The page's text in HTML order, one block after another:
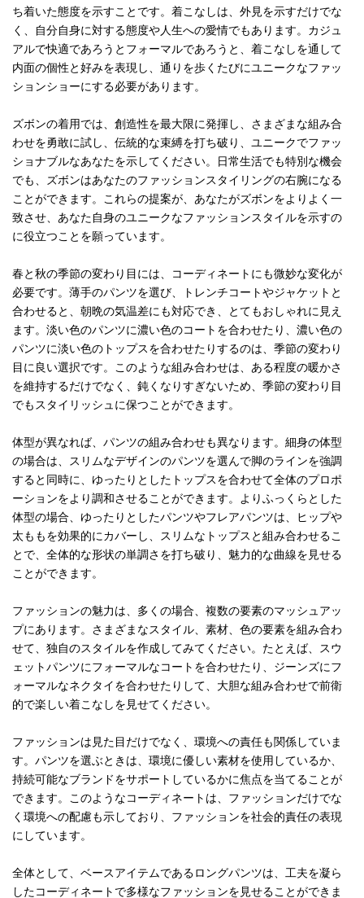
ち着いた態度を示すことです。着こなしは、外見を示すだけでな
く、自分自身に対する態度や人生への愛情でもあります。カジュ
アルで快適であろうとフォーマルであろうと、着こなしを通して
内面の個性と好みを表現し、通りを歩くたびにユニークなファッ
ションショーにする必要があります。
ズボンの着用では、創造性を最大限に発揮し、さまざまな組み合
わせを勇敢に試し、伝統的な束縛を打ち破り、ユニークでファッ
ショナブルなあなたを示してください。日常生活でも特別な機会
でも、ズボンはあなたのファッションスタイリングの右腕になる
ことができます。これらの提案が、あなたがズボンをよりよく一
致させ、あなた自身のユニークなファッションスタイルを示すの
に役立つことを願っています。
春と秋の季節の変わり目には、コーディネートにも微妙な変化が
必要です。薄手のパンツを選び、トレンチコートやジャケットと
合わせると、朝晩の気温差にも対応でき、とてもおしゃれに見え
ます。淡い色のパンツに濃い色のコートを合わせたり、濃い色の
パンツに淡い色のトップスを合わせたりするのは、季節の変わり
目に良い選択です。このような組み合わせは、ある程度の暖かさ
を維持するだけでなく、鈍くなりすぎないため、季節の変わり目
でもスタイリッシュに保つことができます。
体型が異なれば、パンツの組み合わせも異なります。細身の体型
の場合は、スリムなデザインのパンツを選んで脚のラインを強調
すると同時に、ゆったりとしたトップスを合わせて全体のプロポ
ーションをより調和させることができます。よりふっくらとした
体型の場合、ゆったりとしたパンツやフレアパンツは、ヒップや
太ももを効果的にカバーし、スリムなトップスと組み合わせるこ
とで、全体的な形状の単調さを打ち破り、魅力的な曲線を見せる
ことができます。
ファッションの魅力は、多くの場合、複数の要素のマッシュアッ
プにあります。さまざまなスタイル、素材、色の要素を組み合わ
せて、独自のスタイルを作成してみてください。たとえば、スウ
ェットパンツにフォーマルなコートを合わせたり、ジーンズにフ
ォーマルなネクタイを合わせたりして、大胆な組み合わせで前衛
的で楽しい着こなしを見せてください。
ファッションは見た目だけでなく、環境への責任も関係していま
す。パンツを選ぶときは、環境に優しい素材を使用しているか、
持続可能なブランドをサポートしているかに焦点を当てることが
できます。このようなコーディネートは、ファッションだけでな
く環境への配慮も示しており、ファッションを社会的責任の表現
にしています。
全体として、ベースアイテムであるロングパンツは、工夫を凝ら
したコーディネートで多様なファッションを見せることができま